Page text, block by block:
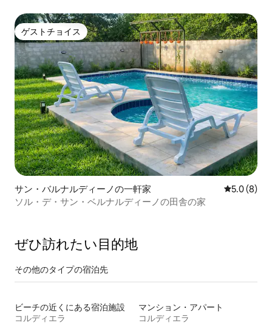
ゲストチョイス
ゲストチョイス
サン・バルナルディーノの一軒家 レビュー8
5.0 (8)
ソル・デ・サン・ベルナルディーノの田舎の家
ぜひ訪⁠れ⁠た⁠い目⁠的⁠地
その他のタ⁠イ⁠プ⁠の宿⁠泊⁠先
ビーチの近くにある宿泊施設
コルディエラ
マンション・アパート
コルディエラ